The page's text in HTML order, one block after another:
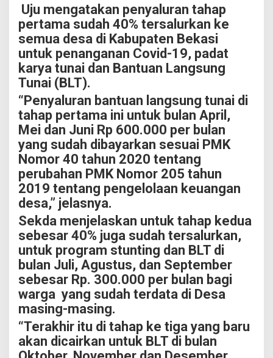
Uju mengatakan penyaluran tahap
pertama sudah 40% tersalurkan ke
semua desa di Kabupaten Bekasi
untuk penanganan Covid-19, padat
karya tunai dan Bantuan Langsung
Tunai (BLT).
“Penyaluran bantuan langsung tunai di
tahap pertama ini untuk bulan April,
Mei dan Juni Rp 600.000 per bulan
yang sudah dibayarkan sesuai PMK
Nomor 40 tahun 2020 tentang
perubahan PMK Nomor 205 tahun
2019 tentang pengelolaan keuangan
desa,” jelasnya.
Sekda menjelaskan untuk tahap kedua
sebesar 40% juga sudah tersalurkan,
untuk program stunting dan BLT di
bulan Juli, Agustus, dan September
sebesar Rp. 300.000 per bulan bagi
warga yang sudah terdata di Desa
masing-masing.
“Terakhir itu di tahap ke tiga yang baru
akan dicairkan untuk BLT di bulan